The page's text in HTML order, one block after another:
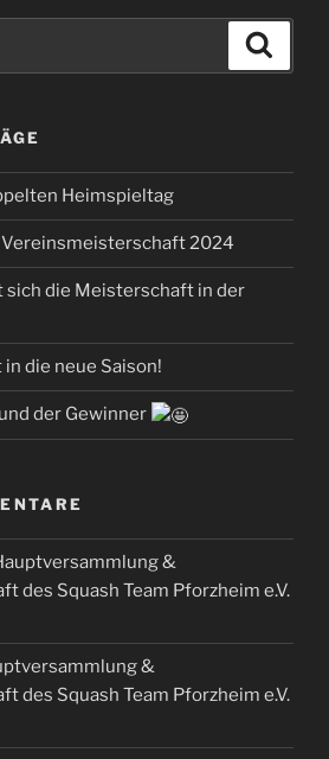
Heimspieltag
Vereinsmeisterschaft 2024
sich die Meisterschaft in der
die neue Saison!
der Gewinner
&
des Squash Team Pforzheim e.V.
&
des Squash Team Pforzheim e.V.